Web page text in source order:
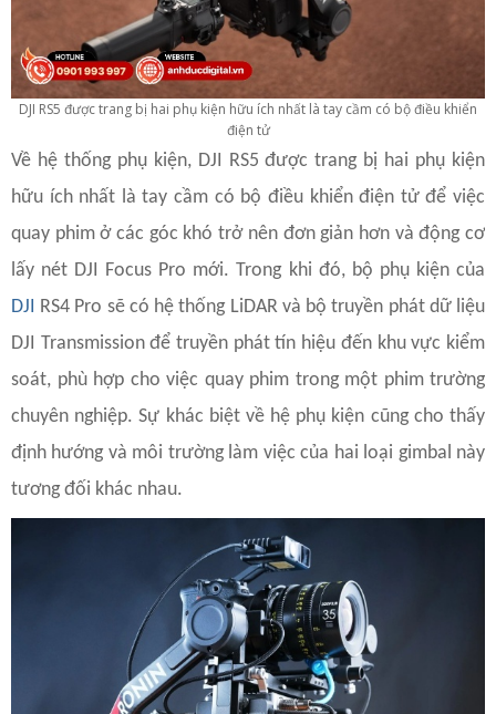
DJI RS5 được trang bị hai phụ kiện hữu ích nhất là tay cầm có bộ điều khiển
điện tử
Về hệ thống phụ kiện, DJI RS5 được trang bị hai phụ kiện
hữu ích nhất là tay cầm có bộ điều khiển điện tử để việc
quay phim ở các góc khó trở nên đơn giản hơn và động cơ
lấy nét DJI Focus Pro mới. Trong khi đó, bộ phụ kiện của
DJI
RS4 Pro sẽ có hệ thống LiDAR và bộ truyền phát dữ liệu
DJI Transmission để truyền phát tín hiệu đến khu vực kiểm
soát, phù hợp cho việc quay phim trong một phim trường
chuyên nghiệp. Sự khác biệt về hệ phụ kiện cũng cho thấy
định hướng và môi trường làm việc của hai loại gimbal này
tương đối khác nhau.